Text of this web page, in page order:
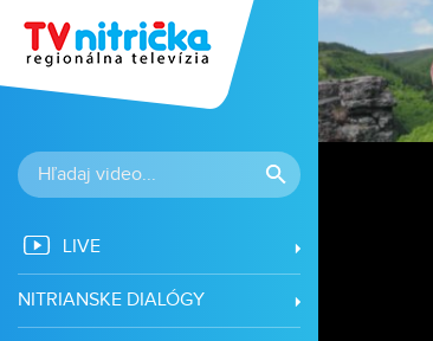
LIVE
NITRIANSKE DIALÓGY